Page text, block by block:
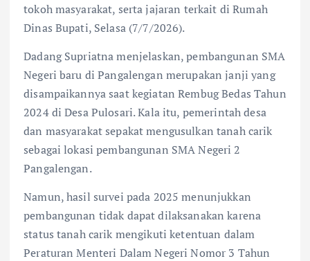
tokoh masyarakat, serta jajaran terkait di Rumah
Dinas Bupati, Selasa (7/7/2026).
Dadang Supriatna menjelaskan, pembangunan SMA
Negeri baru di Pangalengan merupakan janji yang
disampaikannya saat kegiatan Rembug Bedas Tahun
2024 di Desa Pulosari. Kala itu, pemerintah desa
dan masyarakat sepakat mengusulkan tanah carik
sebagai lokasi pembangunan SMA Negeri 2
Pangalengan.
Namun, hasil survei pada 2025 menunjukkan
pembangunan tidak dapat dilaksanakan karena
status tanah carik mengikuti ketentuan dalam
Peraturan Menteri Dalam Negeri Nomor 3 Tahun